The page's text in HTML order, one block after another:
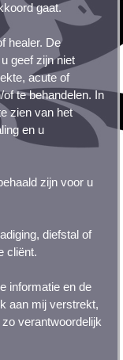
gaat.
healer. De
geef zijn niet
acute of
te behandelen. In
zien van het
en u
zijn voor u
diefstal of
cliënt.
informatie en de
aan mij verstrekt,
verantwoordelijk